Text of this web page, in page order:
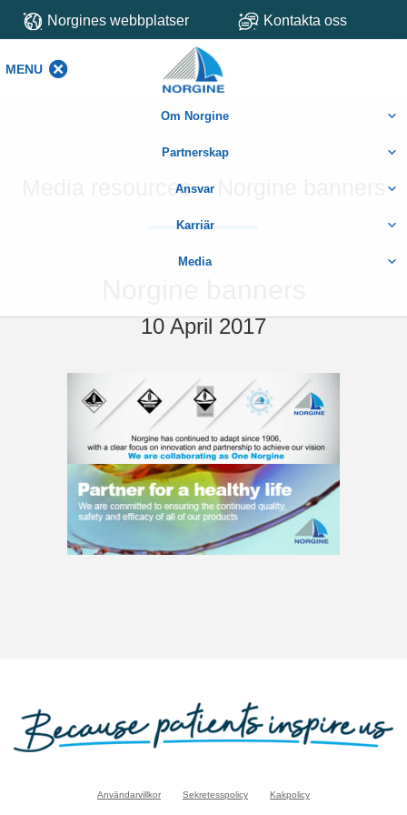
Norgines webbplatser Kontakta oss
MENU
Om Norgine
Partnerskap
Ansvar
Karriär
Media
Media resources – Norgine banners
10 April 2017
Användarvillkor Sekretesspolicy Kakpolicy